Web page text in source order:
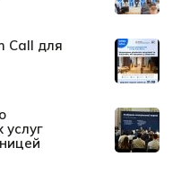
Call для
услуг